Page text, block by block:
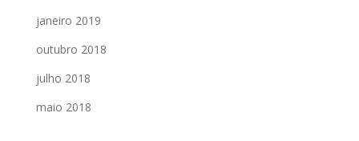
janeiro 2019
outubro 2018
julho 2018
maio 2018